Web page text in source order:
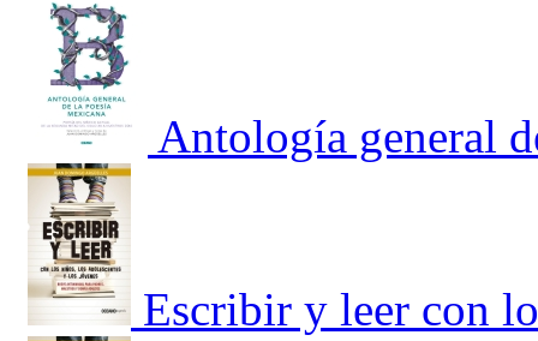
Antología general
Escribir y leer con